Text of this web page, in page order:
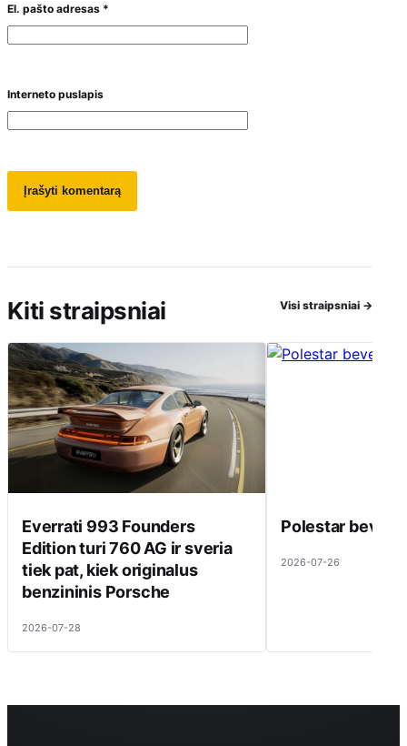
El. pašto adresas *
Interneto puslapis
Kiti straipsniai Visi straipsniai →
Everrati 993 Founders
Edition turi 760 AG ir sveria
tiek pat, kiek originalus
benzininis Porsche
2026-07-28
Polestar beveik
2026-07-26